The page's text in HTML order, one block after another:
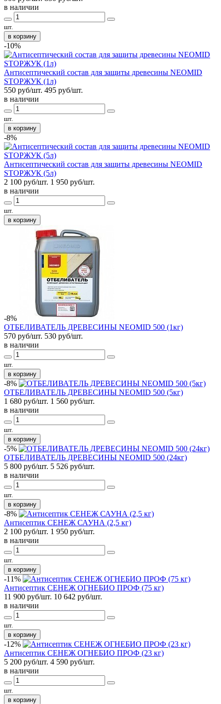
в наличии
шт.
в корзину
-10%
Антисептический состав для защиты древесины NEOMID
STOPЖУК (1л)
550 руб/шт. 495 руб/шт.
в наличии
шт.
в корзину
-8%
Антисептический состав для защиты древесины NEOMID
STOPЖУК (5л)
2 100 руб/шт. 1 950 руб/шт.
в наличии
шт.
в корзину
-8%
ОТБЕЛИВАТЕЛЬ ДРЕВЕСИНЫ NEOMID 500 (1кг)
570 руб/шт. 530 руб/шт.
в наличии
шт.
в корзину
-8%
ОТБЕЛИВАТЕЛЬ ДРЕВЕСИНЫ NEOMID 500 (5кг)
1 680 руб/шт. 1 560 руб/шт.
в наличии
шт.
в корзину
-5%
ОТБЕЛИВАТЕЛЬ ДРЕВЕСИНЫ NEOMID 500 (24кг)
5 800 руб/шт. 5 526 руб/шт.
в наличии
шт.
в корзину
-8%
Антисептик СЕНЕЖ САУНА (2,5 кг)
2 100 руб/шт. 1 950 руб/шт.
в наличии
шт.
в корзину
-11%
Антисептик СЕНЕЖ ОГНЕБИО ПРОФ (75 кг)
11 900 руб/шт. 10 642 руб/шт.
в наличии
шт.
в корзину
-12%
Антисептик СЕНЕЖ ОГНЕБИО ПРОФ (23 кг)
5 200 руб/шт. 4 590 руб/шт.
в наличии
шт.
в корзину